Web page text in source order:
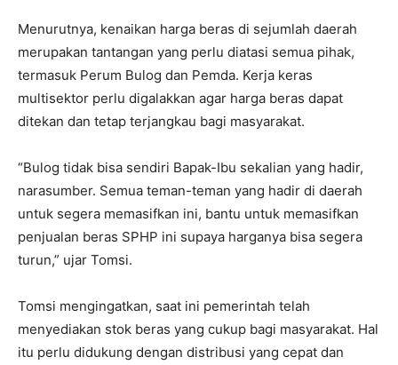
Menurutnya, kenaikan harga beras di sejumlah daerah
merupakan tantangan yang perlu diatasi semua pihak,
termasuk Perum Bulog dan Pemda. Kerja keras
multisektor perlu digalakkan agar harga beras dapat
ditekan dan tetap terjangkau bagi masyarakat.
“Bulog tidak bisa sendiri Bapak-Ibu sekalian yang hadir,
narasumber. Semua teman-teman yang hadir di daerah
untuk segera memasifkan ini, bantu untuk memasifkan
penjualan beras SPHP ini supaya harganya bisa segera
turun,” ujar Tomsi.
Tomsi mengingatkan, saat ini pemerintah telah
menyediakan stok beras yang cukup bagi masyarakat. Hal
itu perlu didukung dengan distribusi yang cepat dan